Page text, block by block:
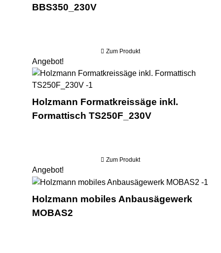
BBS350_230V
Zum Produkt
Angebot!
Holzmann Formatkreissäge inkl.
Formattisch TS250F_230V
Zum Produkt
Angebot!
Holzmann mobiles Anbausägewerk
MOBAS2